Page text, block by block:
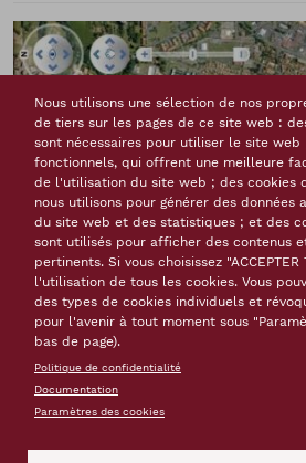
Nous utilisons une sélection de nos
de tiers sur les pages de ce site web :
sont nécessaires pour utiliser le site web
fonctionnels, qui offrent une meilleure
de l'utilisation du site web ; des cookies
nous utilisons pour générer des données
du site web et des statistiques ; et des
sont utilisés pour afficher des contenus
pertinents. Si vous choisissez "ACCEPTER
l'utilisation de tous les cookies. Vous
des types de cookies individuels et
pour l'avenir à tout moment sous
bas de page).
Politique de confidentialité
Documentation
Paramètres des cookies